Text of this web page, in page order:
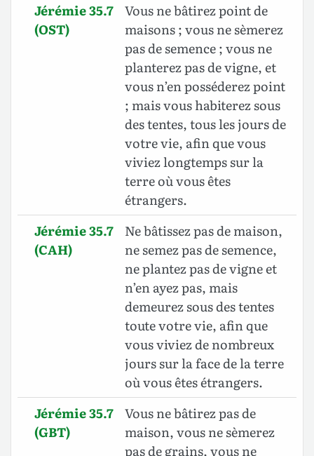
Jérémie 35.7
(OST)
Vous ne bâtirez point de
maisons ; vous ne sèmerez
pas de semence ; vous ne
planterez pas de vigne, et
vous n’en posséderez point
; mais vous habiterez sous
des tentes, tous les jours de
votre vie, afin que vous
viviez longtemps sur la
terre où vous êtes
étrangers.
Jérémie 35.7
(CAH)
Ne bâtissez pas de maison,
ne semez pas de semence,
ne plantez pas de vigne et
n’en ayez pas, mais
demeurez sous des tentes
toute votre vie, afin que
vous viviez de nombreux
jours sur la face de la terre
où vous êtes étrangers.
Jérémie 35.7
(GBT)
Vous ne bâtirez pas de
maison, vous ne sèmerez
pas de grains, vous ne